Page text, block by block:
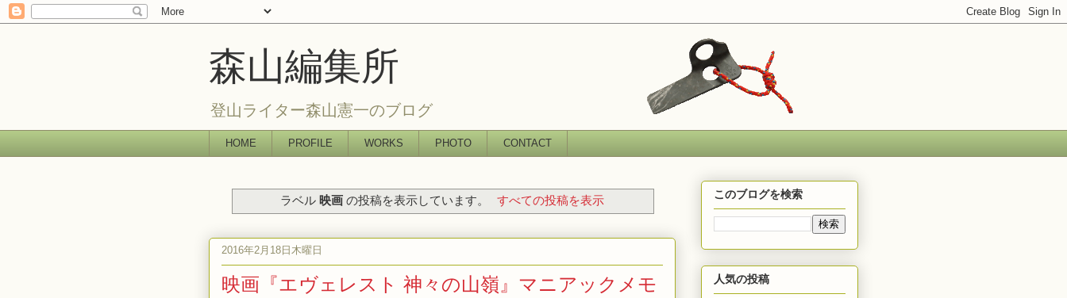
森山編集所
登山ライター森山憲一のブログ
HOME PROFILE WORKS PHOTO CONTACT
ラベル 映画の投稿を表示しています。 すべての投稿を表示
2016年2月18日木曜日
映画『エヴェレスト 神々の山嶺』マニアックメモ
このブログを検索
人気の投稿